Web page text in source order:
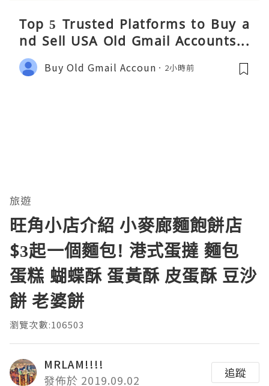
Top 5 Trusted Platforms to Buy a
nd Sell USA Old Gmail Accounts S
afely 2026
Buy Old Gmail Accoun 2小時前
旅遊
旺角小店介紹 小麥廊麵飽餅店
$3起一個麵包! 港式蛋撻 麵包
蛋糕 蝴蝶酥 蛋黃酥 皮蛋酥 豆沙
餅 老婆餅
瀏覽次數:106503
MRLAM!!!!
發佈於 2019.09.02
追蹤